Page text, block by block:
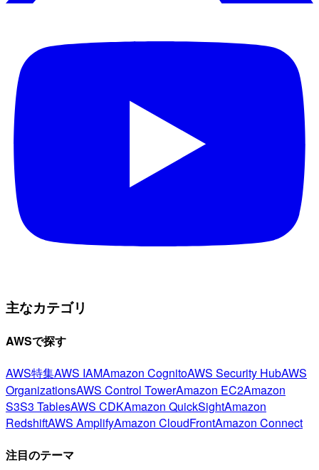
主なカテゴリ
AWSで探す
AWS特集AWS IAMAmazon CognitoAWS Security HubAWS
OrganizationsAWS Control TowerAmazon EC2Amazon
S3S3 TablesAWS CDKAmazon QuickSightAmazon
RedshiftAWS AmplifyAmazon CloudFrontAmazon Connect
注目のテーマ